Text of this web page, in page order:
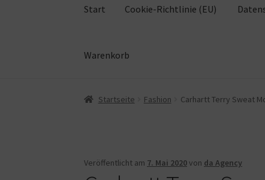
Start Cookie-Richtlinie (EU)
Warenkorb
Start Cookie-Richtlinie (EU) Datenschutz
Startseite Fashion Carhartt Terry Sweat
Veröffentlicht am 7. Mai 2020von da Agency